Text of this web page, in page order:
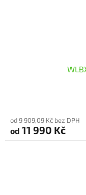
produktu
je
5,0
od 9 909,09 Kč bez DPH
od 11 990 Kč